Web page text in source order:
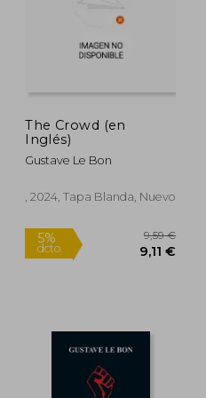
8,00
The Crowd (en
Inglés)
Gustave Le Bon
, 2024, Tapa Blanda, Nuevo